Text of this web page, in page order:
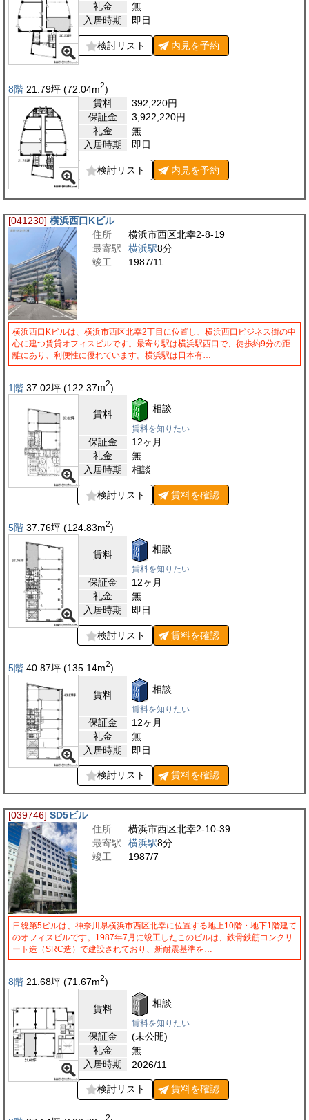
礼金
無
入居時期
即日
検討リスト 内見を予約
8階 21.79坪 (72.04m2)
賃料
392,220円
保証金
3,922,220円
礼金
無
入居時期
即日
検討リスト 内見を予約
[041230] 横浜西口Kビル
住所
横浜市西区北幸2-8-19
最寄駅
横浜駅8分
竣工
1987/11
横浜西口Kビルは、横浜市西区北幸2丁目に位置し、横浜西口ビジネス街の中
心に建つ賃貸オフィスビルです。最寄り駅は横浜駅西口で、徒歩約9分の距
離にあり、利便性に優れています。横浜駅は日本有…
1階 37.02坪 (122.37m2)
賃料 相談
賃料を知りたい
保証金
12ヶ月
礼金
無
入居時期
相談
検討リスト 賃料を確認
5階 37.76坪 (124.83m2)
賃料 相談
賃料を知りたい
保証金
12ヶ月
礼金
無
入居時期
即日
検討リスト 賃料を確認
5階 40.87坪 (135.14m2)
賃料 相談
賃料を知りたい
保証金
12ヶ月
礼金
無
入居時期
即日
検討リスト 賃料を確認
[039746] SD5ビル
住所
横浜市西区北幸2-10-39
最寄駅
横浜駅8分
竣工
1987/7
日総第5ビルは、神奈川県横浜市西区北幸に位置する地上10階・地下1階建て
のオフィスビルです。1987年7月に竣工したこのビルは、鉄骨鉄筋コンクリ
ート造（SRC造）で建設されており、新耐震基準を…
8階 21.68坪 (71.67m2)
賃料 相談
賃料を知りたい
保証金
(未公開)
礼金
無
入居時期
2026/11
検討リスト 賃料を確認
2